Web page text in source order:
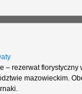
– rezerwat
mazowieckim.